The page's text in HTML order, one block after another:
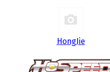
HongJie